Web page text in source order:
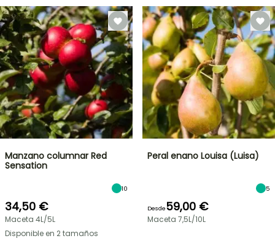
Manzano columnar Red
Sensation
10
34,50 €
Maceta 4L/5L
Disponible en 2 tamaños
Peral enano Louisa (Luisa)
5
Desde59,00 €
Maceta 7,5L/10L